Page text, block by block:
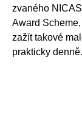
zvaného
Award
zažít takové
prakticky denně.